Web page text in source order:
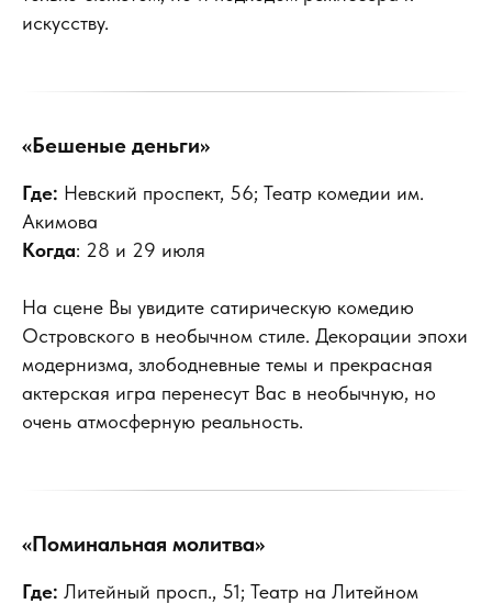
искусству.
«Бешеные деньги»
Где: Невский проспект, 56; Театр комедии им.
Акимова
Когда: 28 и 29 июля
На сцене Вы увидите сатирическую комедию
Островского в необычном стиле. Декорации эпохи
модернизма, злободневные темы и прекрасная
актерская игра перенесут Вас в необычную, но
очень атмосферную реальность.
«Поминальная молитва»
Где: Литейный просп., 51; Театр на Литейном